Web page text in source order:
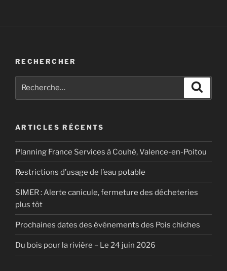
RECHERCHER
ARTICLES RÉCENTS
Planning France Services à Couhé, Valence-en-Poitou
Restrictions d’usage de l’eau potable
SIMER : Alerte canicule, fermeture des décheteries
plus tôt
Prochaines dates des événements des Pois chiches
Du bois pour la rivière – Le 24 juin 2026